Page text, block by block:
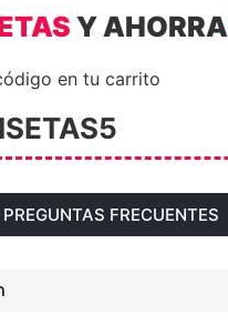
Y AHORRA
en tu carrito
PREGUNTAS FRECUENTES